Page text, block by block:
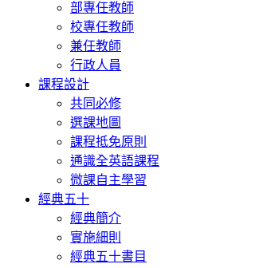
部專任教師
校專任教師
兼任教師
行政人員
課程設計
共同必修
選課地圖
課程抵免原則
通識全英語課程
微課自主學習
經典五十
經典簡介
實施細則
經典五十書目